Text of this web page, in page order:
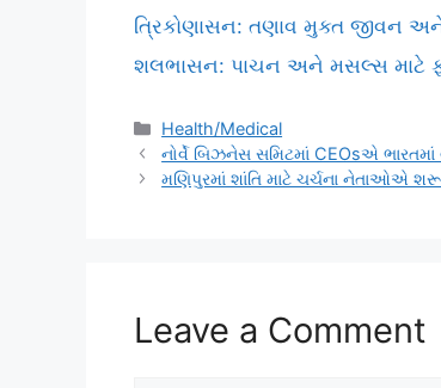
ત્રિકોણાસન: તણાવ મુક્ત જીવન
શલભાસન: પાચન અને મસલ્સ માટે
Categories
Health/Medical
નોર્વે બિઝનેસ સમિટમાં CEOsએ ભારતમાં
મણિપુરમાં શાંતિ માટે ચર્ચના નેતાઓએ
Leave a Comment